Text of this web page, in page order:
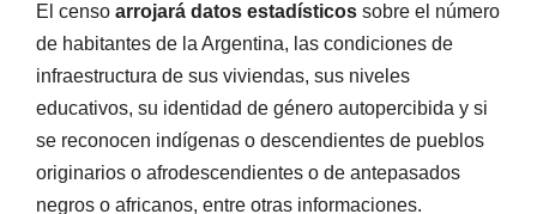
El censo arrojará datos estadísticos sobre el número
de habitantes de la Argentina, las condiciones de
infraestructura de sus viviendas, sus niveles
educativos, su identidad de género autopercibida y si
se reconocen indígenas o descendientes de pueblos
originarios o afrodescendientes o de antepasados
negros o africanos, entre otras informaciones.